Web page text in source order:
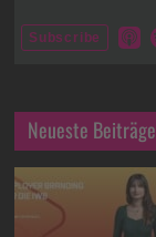
Neueste